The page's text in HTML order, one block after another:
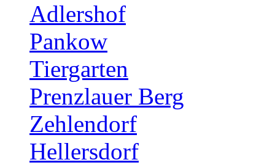
Adlershof
Pankow
Tiergarten
Prenzlauer Berg
Zehlendorf
Hellersdorf